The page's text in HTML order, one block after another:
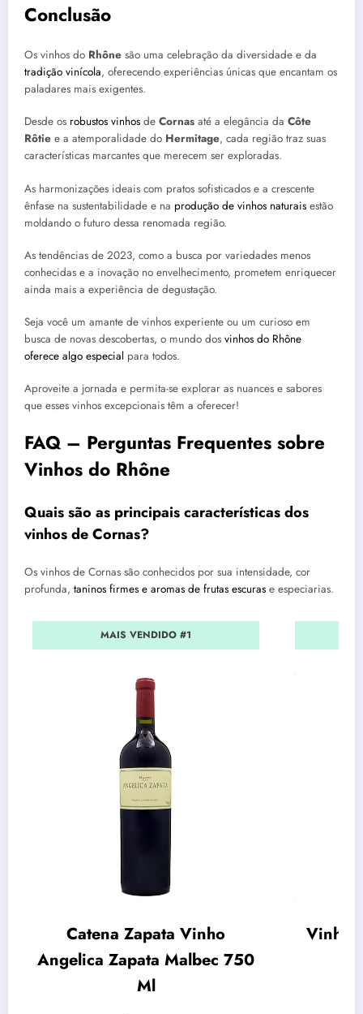
Conclusão
Os vinhos do Rhône são uma celebração da diversidade e da
tradição vinícola, oferecendo experiências únicas que encantam os
paladares mais exigentes.
Desde os robustos vinhos de Cornas até a elegância da Côte
Rôtie e a atemporalidade do Hermitage, cada região traz suas
características marcantes que merecem ser exploradas.
As harmonizações ideais com pratos sofisticados e a crescente
ênfase na sustentabilidade e na produção de vinhos naturais estão
moldando o futuro dessa renomada região.
As tendências de 2023, como a busca por variedades menos
conhecidas e a inovação no envelhecimento, prometem enriquecer
ainda mais a experiência de degustação.
Seja você um amante de vinhos experiente ou um curioso em
busca de novas descobertas, o mundo dos vinhos do Rhône
oferece algo especial para todos.
Aproveite a jornada e permita-se explorar as nuances e sabores
que esses vinhos excepcionais têm a oferecer!
FAQ – Perguntas Frequentes sobre
Vinhos do Rhône
Quais são as principais características dos
vinhos de Cornas?
Os vinhos de Cornas são conhecidos por sua intensidade, cor
profunda, taninos firmes e aromas de frutas escuras e especiarias.
MAIS VENDIDO #1
Catena Zapata Vinho
Angelica Zapata Malbec 750
Ml
Vinho